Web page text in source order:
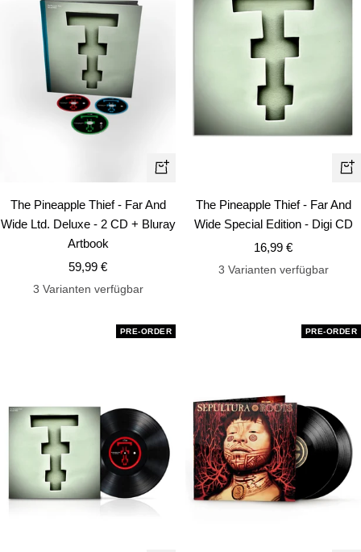
In
Warenkorb
The Pineapple Thief - Far And
Wide Ltd. Deluxe - 2 CD + Bluray
Artbook
Angebotspreis
59,99 €
3 Varianten verfügbar
In
The Pineapple Thief - Far And
Wide Special Edition - Digi CD
Angebotspreis
16,99 €
3 Varianten verfügbar
PRE-ORDER PRE-ORDER